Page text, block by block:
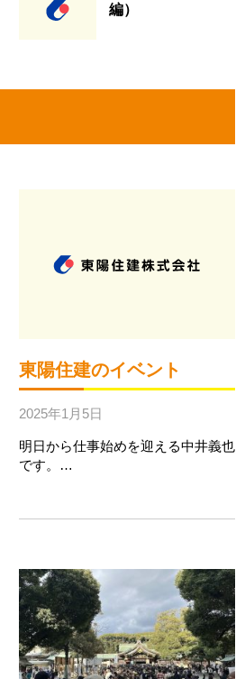
編）
東陽住建のイベント
2025年1月5日
明日から仕事始めを迎える中井義也
です。…